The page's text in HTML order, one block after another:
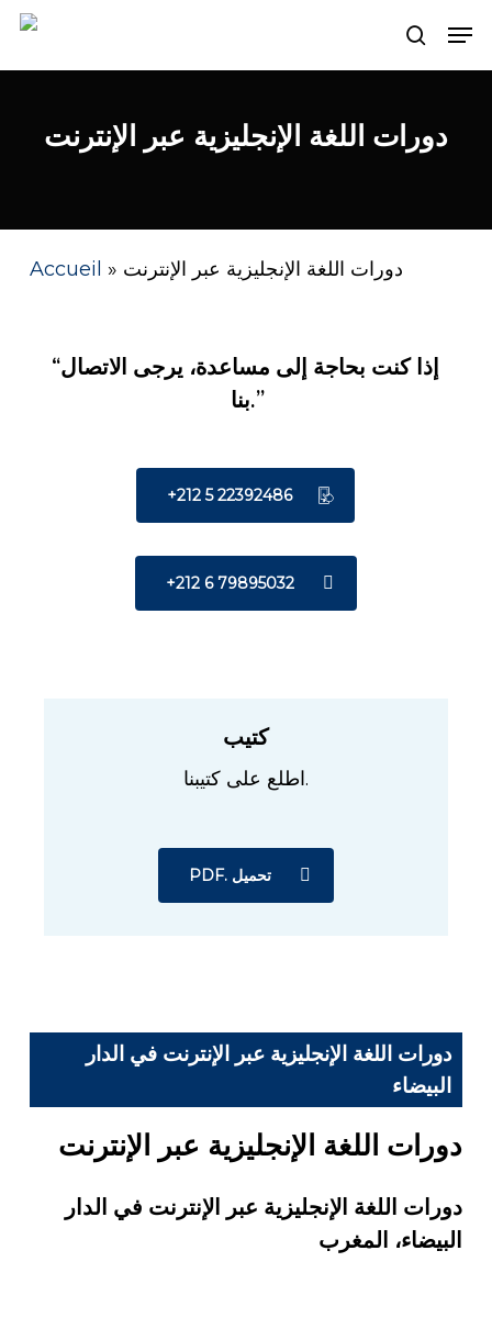
Skip
search
دورات اللغة الإنجليزية عبر الإنترنت
Accueil » دورات اللغة الإنجليزية عبر الإنترنت
“إذا كنت بحاجة إلى مساعدة، يرجى الاتصال
بنا.”
+212 5 22392486
+212 6 79895032
كتيب
اطلع على كتيبنا.
PDF. تحميل
دورات اللغة الإنجليزية عبر الإنترنت في الدار
البيضاء
دورات اللغة الإنجليزية عبر الإنترنت
دورات اللغة الإنجليزية عبر الإنترنت في الدار
البيضاء، المغرب